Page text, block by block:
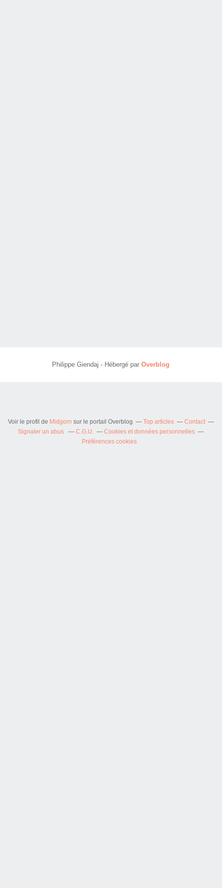
Philippe Giendaj - Hébergé parOverblog
Voir le profil de Midgorn sur le portail Overblog Top articles
Contact
Signaler un abus
C.G.U.
Cookies et données personnelles
Préférences cookies